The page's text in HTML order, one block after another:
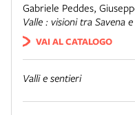
Gabriele Peddes,
Valle : visioni tra Savena
VAI AL CATALOGO
Valli e sentieri